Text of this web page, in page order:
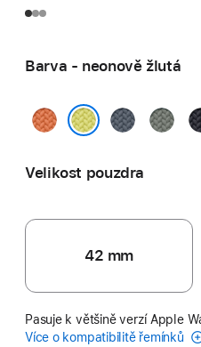
Barva - neonově žlutá
kurkumová ocelově
Velikost pouzdra
42 mm
Pasuje k většině verzí Apple
Více o kompatibilitě řemínků